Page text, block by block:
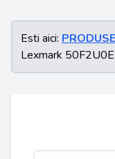
Esti aici: PRODUSE
Lexmark